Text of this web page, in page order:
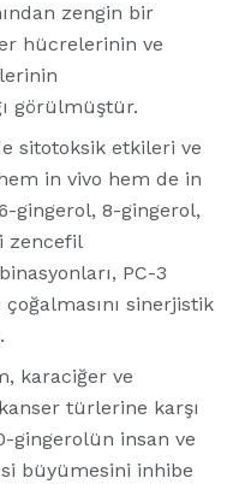
zengin bir
hücrelerinin ve
görülmüştür.
sitotoksik etkileri ve
in vivo hem de in
gingerol, 8-gingerol,
zencefil
PC-3
sinerjistik
karaciğer ve
türlerine karşı
gingerolün insan ve
büyümesini inhibe